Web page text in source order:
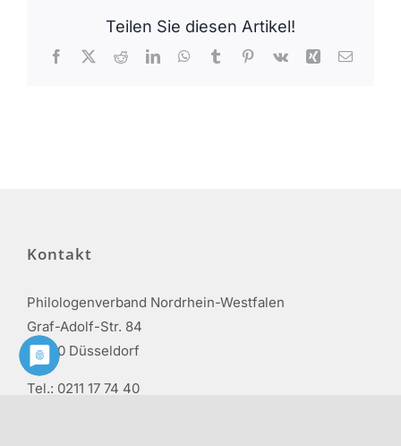
Teilen Sie diesen Artikel!
Facebook
X RedditLinkedInWhatsApp
TumblrPinterest
Vk Xing E-
Kontakt
Philologenverband Nordrhein-Westfalen
Graf-Adolf-Str. 84
40210 Düsseldorf
Tel.: 0211 17 74 40